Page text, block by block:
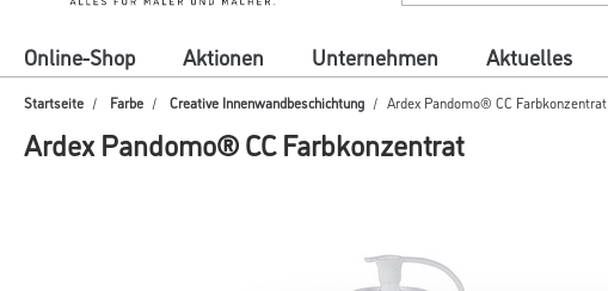
Online-Shop Aktionen Unternehmen Aktuelles
Startseite Farbe Creative Innenwandbeschichtung Ardex Pandomo® CC Farbkonzentrat
Ardex Pandomo® CC Farbkonzentrat